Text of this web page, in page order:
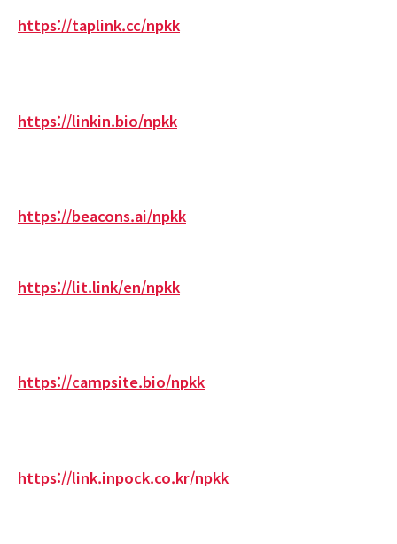
https://taplink.cc/npkk
https://linkin.bio/npkk
https://beacons.ai/npkk
https://lit.link/en/npkk
https://campsite.bio/npkk
https://link.inpock.co.kr/npkk